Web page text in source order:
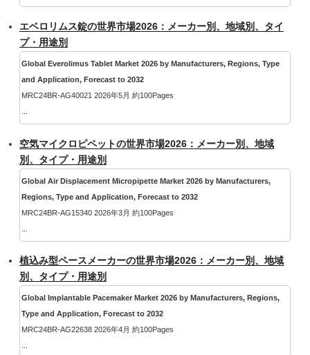
エベロリムス錠の世界市場2026：メーカー別、地域別、タイ
プ・用途別
Global Everolimus Tablet Market 2026 by Manufacturers, Regions, Type
and Application, Forecast to 2032
MRC24BR-AG40021 2026年5月 約100Pages
空気マイクロピペットの世界市場2026：メーカー別、地域
別、タイプ・用途別
Global Air Displacement Micropipette Market 2026 by Manufacturers,
Regions, Type and Application, Forecast to 2032
MRC24BR-AG15340 2026年3月 約100Pages
植込み型ペースメーカーの世界市場2026：メーカー別、地域
別、タイプ・用途別
Global Implantable Pacemaker Market 2026 by Manufacturers, Regions,
Type and Application, Forecast to 2032
MRC24BR-AG22638 2026年4月 約100Pages